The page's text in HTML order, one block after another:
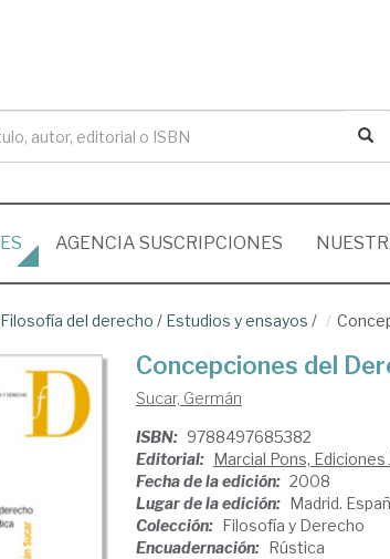
AGENCIA SUSCRIPCIONES
Filosofía del derecho / Estudios y ensayos /
Concepciones del
Sucar, Germán
ISBN: 9788497685382
Editorial: Marcial Pons, Ediciones
Fecha de la edición: 2008
Lugar de la edición: Madrid.
Colección: Filosofía y Derecho
Encuadernación: Rústica